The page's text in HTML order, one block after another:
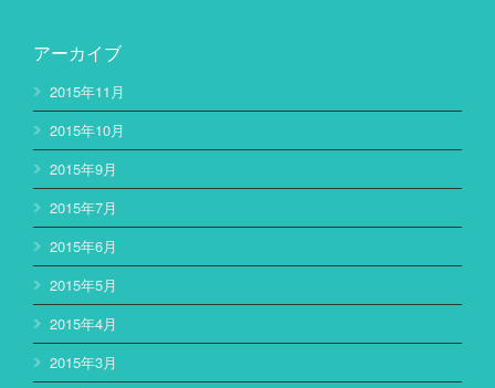
アーカイブ
2015年11月
2015年10月
2015年9月
2015年7月
2015年6月
2015年5月
2015年4月
2015年3月